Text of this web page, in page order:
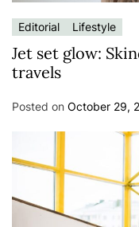
Editorial Lifestyle
Jet set glow:
travels
Posted on October 29,